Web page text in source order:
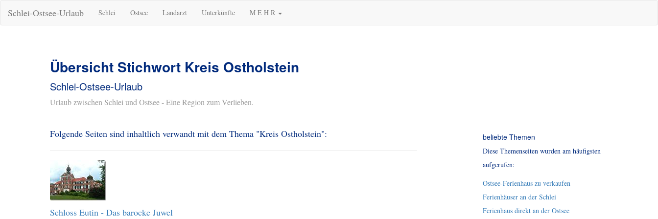
Schlei-Ostsee-Urlaub Schlei Ostsee Landarzt Unterkünfte M E H R
Übersicht Stichwort Kreis Ostholstein
Schlei-Ostsee-Urlaub
Urlaub zwischen Schlei und Ostsee - Eine Region zum Verlieben.
Folgende Seiten sind inhaltlich verwandt mit dem Thema "Kreis Ostholstein":
Schloss Eutin - Das barocke Juwel
beliebte Themen
Diese Themenseiten wurden am häufigsten
aufgerufen:
Ostsee-Ferienhaus zu verkaufen
Ferienhäuser an der Schlei
Ferienhaus direkt an der Ostsee